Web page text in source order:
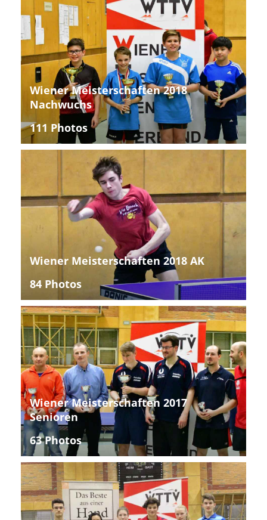
Wiener Meisterschaften 2018
Nachwuchs
111 Photos
Wiener Meisterschaften 2018 AK
84 Photos
Wiener Meisterschaften 2017
Senioren
63 Photos